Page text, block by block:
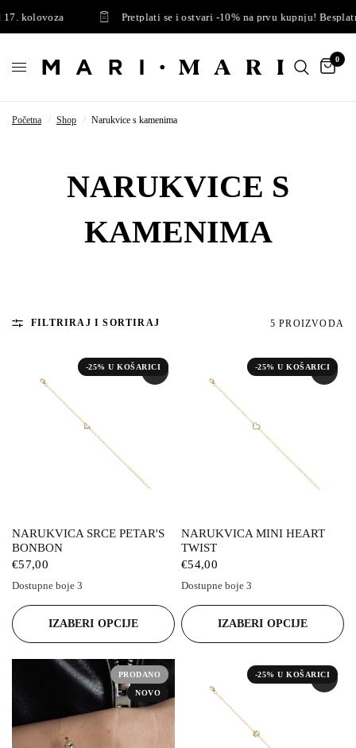
kolovoza Pretplati se i ostvari -10% na prvu kupnju!
0
Početna / Shop / Narukvice s kamenima
NARUKVICE S
KAMENIMA
FILTRIRAJ I SORTIRAJ 5 PROIZVODA
-25% U KOŠARICI
NARUKVICA SRCE PETAR'S
BONBON
€57,00
Ljubičasta
BijelaZelena
Dostupne boje 3
IZABERI OPCIJE
-25% U KOŠARICI
NARUKVICA MINI HEART
TWIST
€54,00
Ljubičasta
BijelaZelena
Dostupne boje 3
IZABERI OPCIJE
PRODANO
NOVO
-25% U KOŠARICI